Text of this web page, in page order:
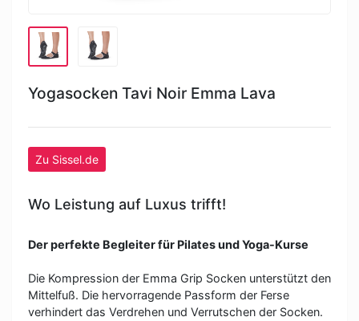
Yogasocken Tavi Noir Emma Lava
Zu Sissel.de
Wo Leistung auf Luxus trifft!
Der perfekte Begleiter für Pilates und Yoga-Kurse
Die Kompression der Emma Grip Socken unterstützt den
Mittelfuß. Die hervorragende Passform der Ferse
verhindert das Verdrehen und Verrutschen der Socken.